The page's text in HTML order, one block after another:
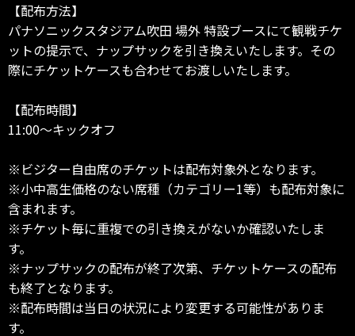
【配布方法】
パナソニックスタジアム吹田 場外 特設ブースにて観戦チケ
ットの提示で、ナップサックを引き換えいたします。その
際にチケットケースも合わせてお渡しいたします。
【配布時間】
11:00～キックオフ
※ビジター自由席のチケットは配布対象外となります。
※小中高生価格のない席種（カテゴリー1等）も配布対象に
含まれます。
※チケット毎に重複での引き換えがないか確認いたしま
す。
※ナップサックの配布が終了次第、チケットケースの配布
も終了となります。
※配布時間は当日の状況により変更する可能性がありま
す。